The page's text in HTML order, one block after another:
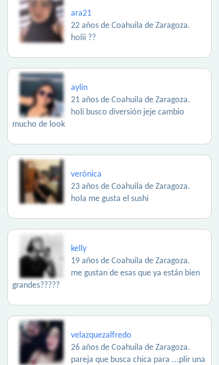
ara21
22 años de Coahuila de Zaragoza.
holii ??
aylin
21 años de Coahuila de Zaragoza.
holi busco diversión jeje cambio
mucho de look
verónica
23 años de Coahuila de Zaragoza.
hola me gusta el sushi
kelly
19 años de Coahuila de Zaragoza.
me gustan de esas que ya están bien
grandes?????
velazquezalfredo
26 años de Coahuila de Zaragoza.
pareja que busca chica para ...plir una